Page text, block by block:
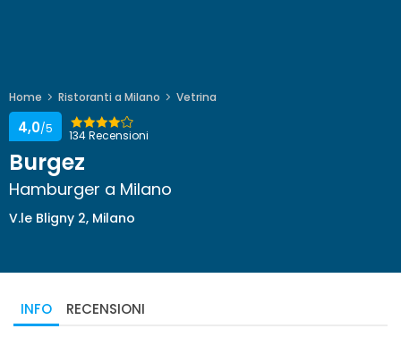
Home Ristoranti a Milano Vetrina
134 Recensioni
4,0/5
Burgez
Hamburger a Milano
V.le Bligny 2, Milano
INFO RECENSIONI